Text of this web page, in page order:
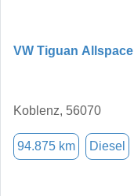
VW Tiguan Allspace
Koblenz, 56070
94.875 km Diesel